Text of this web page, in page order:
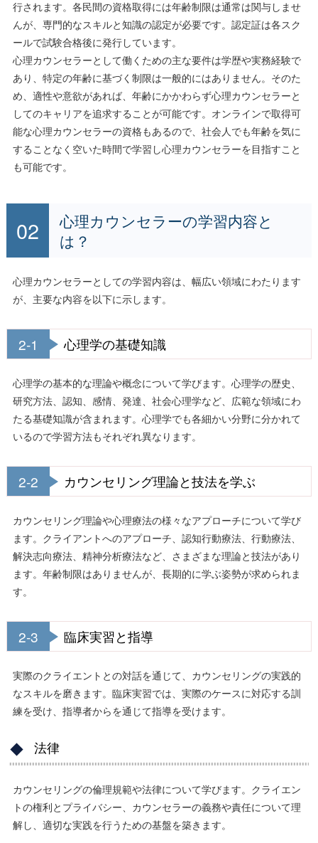
行されます。各民間の資格取得には年齢制限は通常は関与しませ
んが、専門的なスキルと知識の認定が必要です。認定証は各スク
ールで試験合格後に発行しています。
心理カウンセラーとして働くための主な要件は学歴や実務経験で
あり、特定の年齢に基づく制限は一般的にはありません。そのた
め、適性や意欲があれば、年齢にかかわらず心理カウンセラーと
してのキャリアを追求することが可能です。オンラインで取得可
能な心理カウンセラーの資格もあるので、社会人でも年齢を気に
することなく空いた時間で学習し心理カウンセラーを目指すこと
も可能です。
心理カウンセラーの学習内容と
は？
心理カウンセラーとしての学習内容は、幅広い領域にわたります
が、主要な内容を以下に示します。
2-1 心理学の基礎知識
心理学の基本的な理論や概念について学びます。心理学の歴史、
研究方法、認知、感情、発達、社会心理学など、広範な領域にわ
たる基礎知識が含まれます。心理学でも各細かい分野に分かれて
いるので学習方法もそれぞれ異なります。
2-2 カウンセリング理論と技法を学ぶ
カウンセリング理論や心理療法の様々なアプローチについて学び
ます。クライアントへのアプローチ、認知行動療法、行動療法、
解決志向療法、精神分析療法など、さまざまな理論と技法があり
ます。年齢制限はありませんが、長期的に学ぶ姿勢が求められま
す。
2-3 臨床実習と指導
実際のクライエントとの対話を通じて、カウンセリングの実践的
なスキルを磨きます。臨床実習では、実際のケースに対応する訓
練を受け、指導者からを通じて指導を受けます。
法律
カウンセリングの倫理規範や法律について学びます。クライエン
トの権利とプライバシー、カウンセラーの義務や責任について理
解し、適切な実践を行うための基盤を築きます。